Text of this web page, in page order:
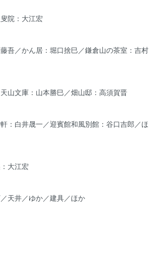
院：大江宏
吾／かん居：堀口捨巳／鎌倉山の茶室：吉村
山文庫：山本勝巳／畑山邸：高須賀晋
：白井晟一／迎賓館和風別館：谷口吉郎／ほ
大江宏
天井／ゆか／建具／ほか